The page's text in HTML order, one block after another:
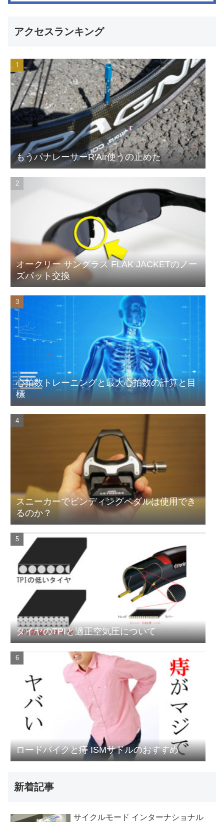
アクセスランキング
もうパナレーサーR'Air使うの止めた
オークリー サングラス FLAK JACKETのノー
ズパット交換
心拍数トレーニングと最大心拍数の計算と目
標
スニーカーでビンディングペダルは使用でき
るのか？
タイヤのTPIと適正空気圧について
ロードバイクと痔 ISMサドルのおすすめ
新着記事
サイクルモード インターナショナル